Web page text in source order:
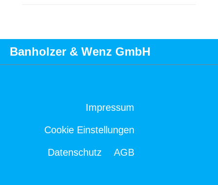
Banholzer & Wenz GmbH
Impressum
Cookie Einstellungen
Datenschutz AGB